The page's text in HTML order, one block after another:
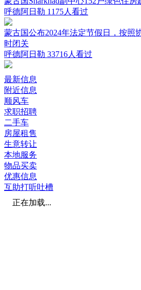
呼德阿日勒 1175人看过
蒙古国公布2024年法定节假日，按照
时闭关
呼德阿日勒 33716人看过
最新信息
附近信息
顺风车
求职招聘
二手车
房屋租售
生意转让
本地服务
物品买卖
优惠信息
互助打听吐槽
正在加载...